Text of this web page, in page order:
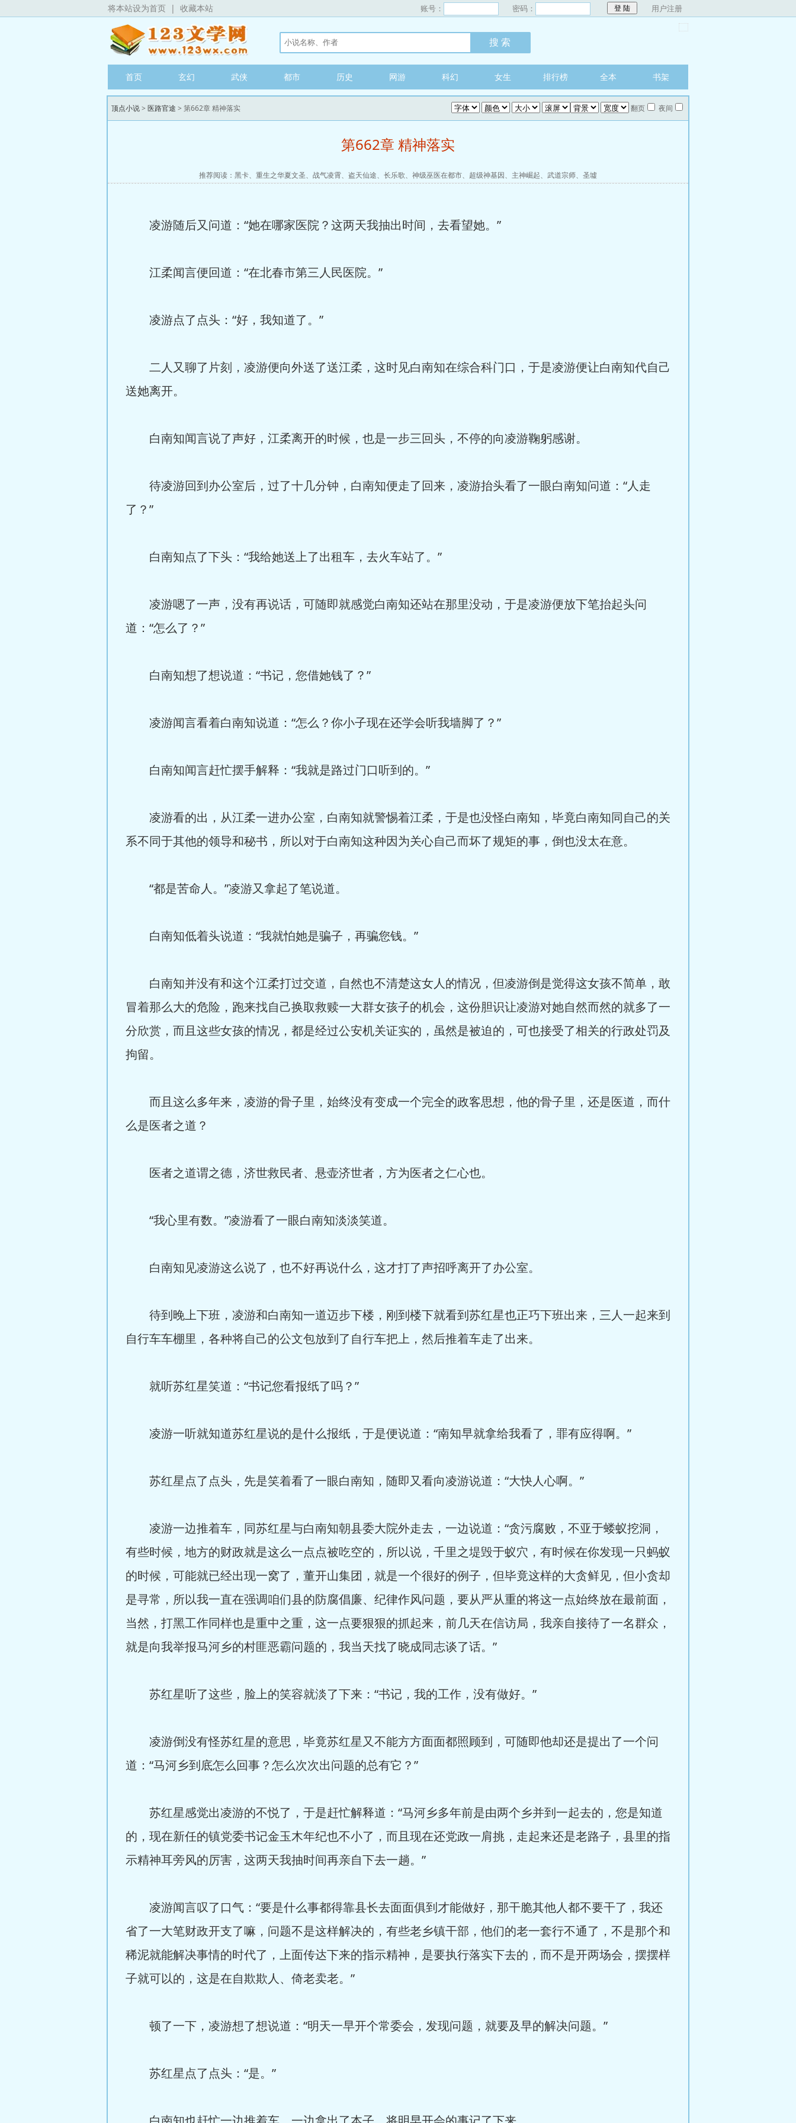
将本站设为首页 | 收藏本站 账号： 密码： 用户注册
首页 玄幻 武侠 都市 历史 网游 科幻 女生 排行榜 全本 书架
顶点小说> 医路官途 > 第662章 精神落实 翻页 夜间
第662章 精神落实
推荐阅读： 黑卡、 重生之华夏文圣、 战气凌霄、 盗天仙途、 长乐歌、 神级巫医在都市、 超级神基因、 主神崛起、 武道宗师、 圣墟
凌游随后又问道：“她在哪家医院？这两天我抽出时间，去看望她。”
江柔闻言便回道：“在北春市第三人民医院。”
凌游点了点头：“好，我知道了。”
二人又聊了片刻，凌游便向外送了送江柔，这时见白南知在综合科门口，于是凌游便让白南知代自己
送她离开。
白南知闻言说了声好，江柔离开的时候，也是一步三回头，不停的向凌游鞠躬感谢。
待凌游回到办公室后，过了十几分钟，白南知便走了回来，凌游抬头看了一眼白南知问道：“人走
了？”
白南知点了下头：“我给她送上了出租车，去火车站了。”
凌游嗯了一声，没有再说话，可随即就感觉白南知还站在那里没动，于是凌游便放下笔抬起头问
道：“怎么了？”
白南知想了想说道：“书记，您借她钱了？”
凌游闻言看着白南知说道：“怎么？你小子现在还学会听我墙脚了？”
白南知闻言赶忙摆手解释：“我就是路过门口听到的。”
凌游看的出，从江柔一进办公室，白南知就警惕着江柔，于是也没怪白南知，毕竟白南知同自己的关
系不同于其他的领导和秘书，所以对于白南知这种因为关心自己而坏了规矩的事，倒也没太在意。
“都是苦命人。”凌游又拿起了笔说道。
白南知低着头说道：“我就怕她是骗子，再骗您钱。”
白南知并没有和这个江柔打过交道，自然也不清楚这女人的情况，但凌游倒是觉得这女孩不简单，敢
冒着那么大的危险，跑来找自己换取救赎一大群女孩子的机会，这份胆识让凌游对她自然而然的就多了一
分欣赏，而且这些女孩的情况，都是经过公安机关证实的，虽然是被迫的，可也接受了相关的行政处罚及
拘留。
而且这么多年来，凌游的骨子里，始终没有变成一个完全的政客思想，他的骨子里，还是医道，而什
么是医者之道？
医者之道谓之德，济世救民者、悬壶济世者，方为医者之仁心也。
“我心里有数。”凌游看了一眼白南知淡淡笑道。
白南知见凌游这么说了，也不好再说什么，这才打了声招呼离开了办公室。
待到晚上下班，凌游和白南知一道迈步下楼，刚到楼下就看到苏红星也正巧下班出来，三人一起来到
自行车车棚里，各种将自己的公文包放到了自行车把上，然后推着车走了出来。
就听苏红星笑道：“书记您看报纸了吗？”
凌游一听就知道苏红星说的是什么报纸，于是便说道：“南知早就拿给我看了，罪有应得啊。”
苏红星点了点头，先是笑着看了一眼白南知，随即又看向凌游说道：“大快人心啊。”
凌游一边推着车，同苏红星与白南知朝县委大院外走去，一边说道：“贪污腐败，不亚于蝼蚁挖洞，
有些时候，地方的财政就是这么一点点被吃空的，所以说，千里之堤毁于蚁穴，有时候在你发现一只蚂蚁
的时候，可能就已经出现一窝了，董开山集团，就是一个很好的例子，但毕竟这样的大贪鲜见，但小贪却
是寻常，所以我一直在强调咱们县的防腐倡廉、纪律作风问题，要从严从重的将这一点始终放在最前面，
当然，打黑工作同样也是重中之重，这一点要狠狠的抓起来，前几天在信访局，我亲自接待了一名群众，
就是向我举报马河乡的村匪恶霸问题的，我当天找了晓成同志谈了话。”
苏红星听了这些，脸上的笑容就淡了下来：“书记，我的工作，没有做好。”
凌游倒没有怪苏红星的意思，毕竟苏红星又不能方方面面都照顾到，可随即他却还是提出了一个问
道：“马河乡到底怎么回事？怎么次次出问题的总有它？”
苏红星感觉出凌游的不悦了，于是赶忙解释道：“马河乡多年前是由两个乡并到一起去的，您是知道
的，现在新任的镇党委书记金玉木年纪也不小了，而且现在还党政一肩挑，走起来还是老路子，县里的指
示精神耳旁风的厉害，这两天我抽时间再亲自下去一趟。”
凌游闻言叹了口气：“要是什么事都得靠县长去面面俱到才能做好，那干脆其他人都不要干了，我还
省了一大笔财政开支了嘛，问题不是这样解决的，有些老乡镇干部，他们的老一套行不通了，不是那个和
稀泥就能解决事情的时代了，上面传达下来的指示精神，是要执行落实下去的，而不是开两场会，摆摆样
子就可以的，这是在自欺欺人、倚老卖老。”
顿了一下，凌游想了想说道：“明天一早开个常委会，发现问题，就要及早的解决问题。”
苏红星点了点头：“是。”